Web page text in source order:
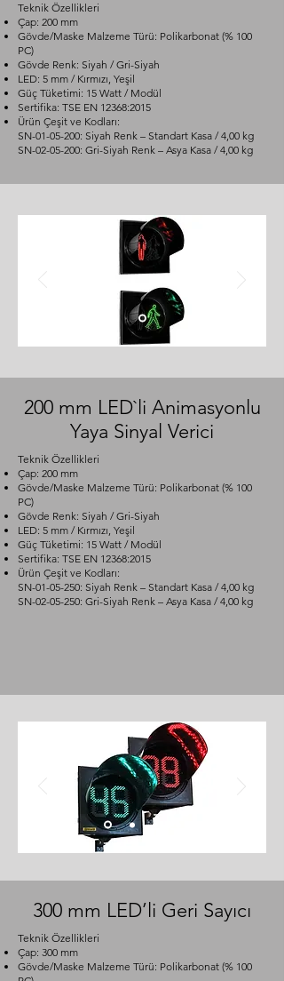
Teknik Özellikleri
Çap: 200 mm
Gövde/Maske Malzeme Türü: Polikarbonat (% 100
PC)
Gövde Renk: Siyah / Gri-Siyah
LED: 5 mm / Kırmızı, Yeşil
Güç Tüketimi: 15 Watt / Modül
Sertifika: TSE EN 12368:2015
Ürün Çeşit ve Kodları:
SN-01-05-200: Siyah Renk – Standart Kasa / 4,00 kg
SN-02-05-200: Gri-Siyah Renk – Asya Kasa / 4,00 kg
200 mm LED`li Animasyonlu
Yaya Sinyal Verici
Teknik Özellikleri
Çap: 200 mm
Gövde/Maske Malzeme Türü: Polikarbonat (% 100
PC)
Gövde Renk: Siyah / Gri-Siyah
LED: 5 mm / Kırmızı, Yeşil
Güç Tüketimi: 15 Watt / Modül
Sertifika: TSE EN 12368:2015
Ürün Çeşit ve Kodları:
SN-01-05-250: Siyah Renk – Standart Kasa / 4,00 kg
SN-02-05-250: Gri-Siyah Renk – Asya Kasa / 4,00 kg
300 mm LED’li Geri Sayıcı
Teknik Özellikleri
Çap: 300 mm
Gövde/Maske Malzeme Türü: Polikarbonat (% 100